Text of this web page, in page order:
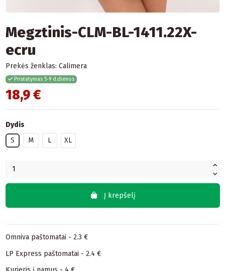
Megztinis-CLM-BL-1411.22X-
ecru
Prekės ženklas: Calimera
Pristatymas 5-9 d.dienos
18,9 €
Dydis
S
M L XL
Į krepšelį
Omniva paštomatai - 2.3 €
LP Express paštomatai - 2.4 €